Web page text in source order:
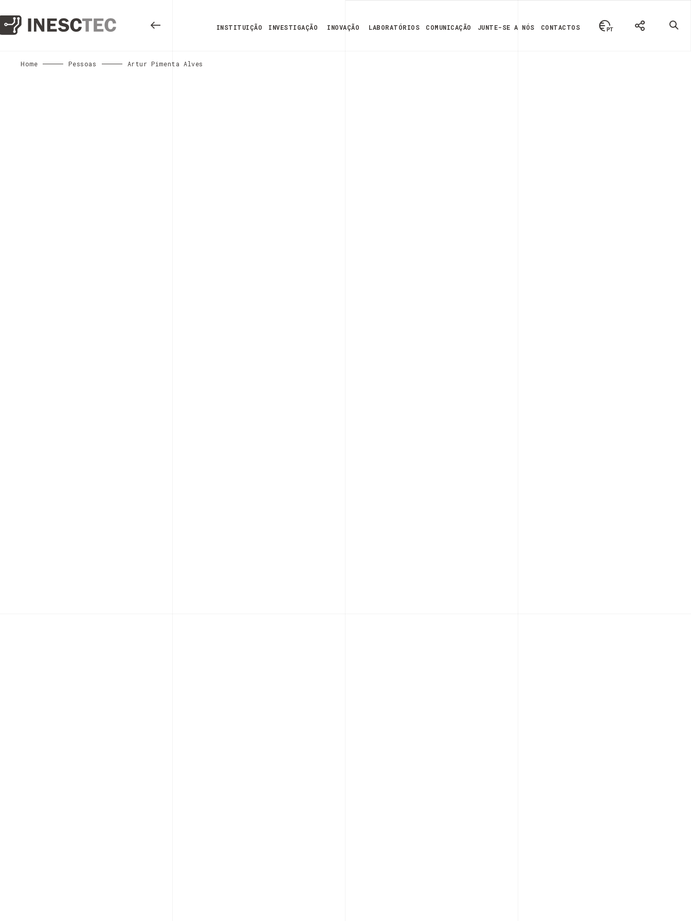
INSTITUIÇÃO INVESTIGAÇÃO INOVAÇÃO LABORATÓRIOS COMUNICAÇÃO JUNTE-SE A NÓS CONTACTOS
Home Pessoas Artur Pimenta Alves